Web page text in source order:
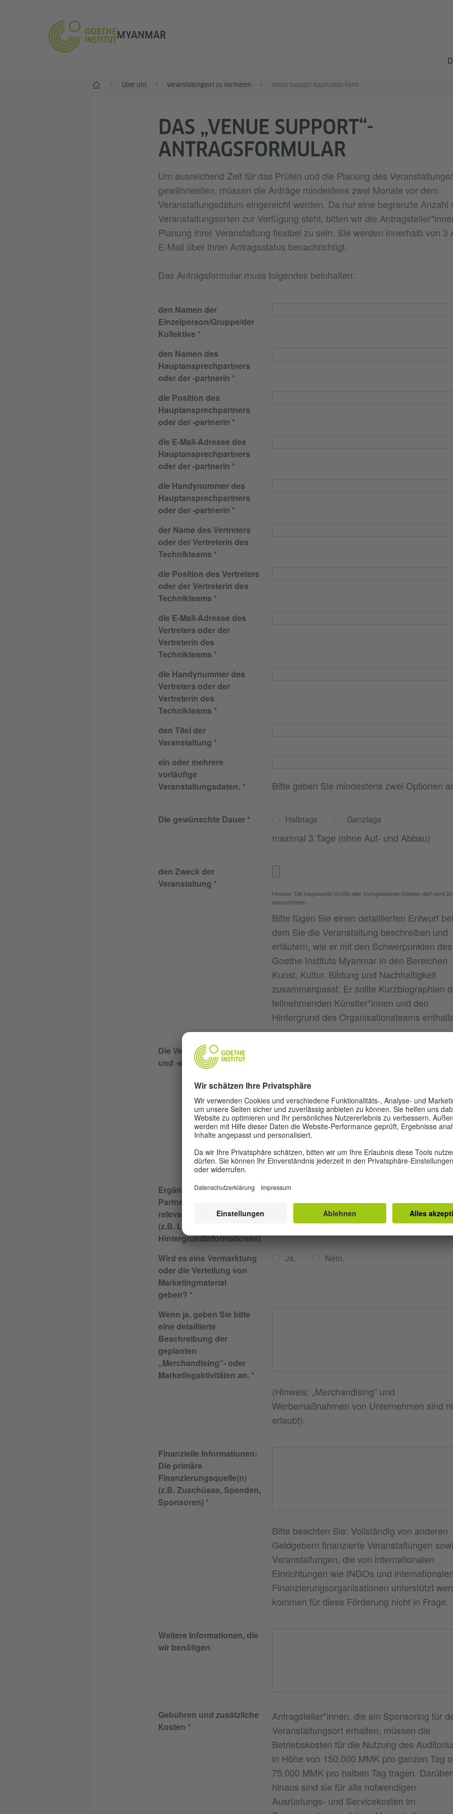
MYANMAR
Start Über Uns Veranstaltungsort zu Vermieten Venue Support Application Form
DAS „VENUE SUPPORT“-
ANTRAGSFORMULAR
Um ausreichend Zeit für das Prüfen und die Planung des
gewährleisten, müssen die Anträge mindestens zwei Monate vor dem
Veranstaltungsdatum eingereicht werden. Da nur eine begrenzte Anzahl
Veranstaltungsorten zur Verfügung steht, bitten wir die
Planung ihrer Veranstaltung flexibel zu sein. Sie werden innerhalb von 3
E-Mail über ihren Antragsstatus benachrichtigt.
Das Antragsformular muss folgendes beinhalten:
den Namen der
Einzelperson/Gruppe/der
Kollektive
den Namen des
Hauptansprechpartners
oder der -partnerin
die Position des
Hauptansprechpartners
oder der -partnerin
die E-Mail-Adresse des
Hauptansprechpartners
oder der -partnerin
die Handynummer des
Hauptansprechpartners
oder der -partnerin
der Name des Vertreters
oder der Vertreterin des
Technikteams
die Position des Vertreters
oder der Vertreterin des
Technikteams
die E-Mail-Adresse des
Vertreters oder der
Vertreterin des
Technikteams
die Handynummer des
Vertreters oder der
Vertreterin des
Technikteams
den Titel der
Veranstaltung
ein oder mehrere
vorläufige
Veranstaltungsdaten.
Bitte geben Sie mindestens zwei Optionen
Die gewünschte Dauer Halbtags Ganztags
maximal 3 Tage (ohne Auf- und Abbau)
den Zweck der
Veranstaltung
Hinweis: Die insgesamte Größe aller hochgeladenen Dateien darf nicht
überschreiten.
Bitte fügen Sie einen detaillierten Entwurf
dem Sie die Veranstaltung beschreiben und
erläutern, wie er mit den Schwerpunkten des
Goethe-Instituts Myanmar in den Bereichen
Kunst, Kultur, Bildung und Nachhaltigkeit
zusammenpasst. Er sollte Kurzbiographien
teilnehmenden Künstler*innen und den
Hintergrund des Organisationsteams
Die Veranstaltungspartner
und -sponsoren
Führen Sie alle weiteren beteiligten
Veranstaltungspartner oder Sponsoren auf
zutreffend).
Ergänzen Sie für jeden
Partner oder Sponsor
relevante Informationen
(z.B. Links,
Hintergrundinformationen)
Hinweis: Die insgesamte Größe aller hochgeladenen Dateien darf nicht
überschreiten.
Wird es eine Vermarktung
oder die Verteilung von
Marketingmaterial
geben?
Ja. Nein.
Wenn ja, geben Sie bitte
eine detaillierte
Beschreibung der
geplanten
„Merchandising“- oder
Marketingaktivitäten an.
(Hinweis: „Merchandising“ und
Werbemaßnahmen von Unternehmen sind
erlaubt).
Finanzielle Informationen:
Die primäre
Finanzierungsquelle(n)
(z.B. Zuschüsse, Spenden,
Sponsoren)
Bitte beachten Sie: Vollständig von anderen
Geldgebern finanzierte Veranstaltungen
Veranstaltungen, die von internationalen
Einrichtungen wie INGOs und internationalen
Finanzierungsorganisationen unterstützt
kommen für diese Förderung nicht in Frage.
Weitere Informationen, die
wir benötigen
Gebühren und zusätzliche
Kosten
Antragsteller*innen, die ein Sponsoring für
Veranstaltungsort erhalten, müssen die
Betriebskosten für die Nutzung des
in Höhe von 150.000 MMK pro ganzen Tag
75.000 MMK pro halben Tag tragen. Darüber
hinaus sind sie für alle notwendigen
Ausrüstungs- und Servicekosten im